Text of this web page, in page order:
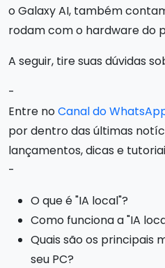
o Galaxy AI, também
rodam com o hardware do
A seguir, tire suas dúvidas
-
Entre noCanal do
por dentro das últimas
lançamentos, dicas e
-
O que é "IA local"?
Como funciona a "IA
Quais são os principais
seu PC?